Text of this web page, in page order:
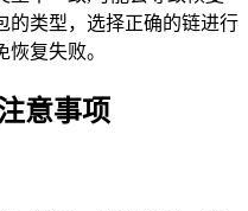
的类型，选择正确的链进行
复失败。
意事项